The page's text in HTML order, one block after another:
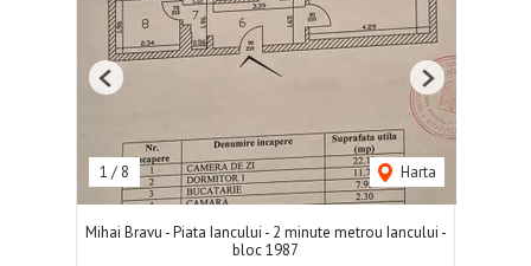
1 / 8 Harta
Previous Next
Mihai Bravu - Piata Iancului - 2 minute metrou Iancului -
bloc 1987